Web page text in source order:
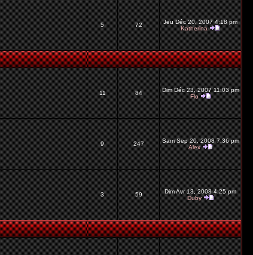
5 72
Jeu Déc 20, 2007 4:18 pm
Katherina
11 84
Dim Déc 23, 2007 11:03 pm
Flo
9 247
Sam Sep 20, 2008 7:36 pm
Alex
3 59
Dim Avr 13, 2008 4:25 pm
Duby